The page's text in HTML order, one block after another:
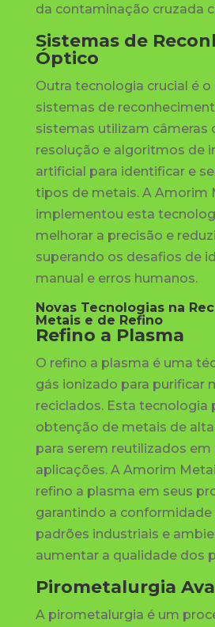
da contaminação cruzada
Sistemas de
Óptico
Outra tecnologia crucial é o
sistemas de
sistemas utilizam câmeras
resolução e algoritmos de
artificial para identificar e
tipos de metais. A Amorim
implementou esta
melhorar a precisão e
superando os desafios de
manual e erros humanos.
Novas Tecnologias na
Metais e de Refino
Refino a Plasma
O refino a plasma é uma
gás ionizado para purificar
reciclados. Esta tecnologia
obtenção de metais de
para serem reutilizados em
aplicações. A Amorim
refino a plasma em seus
garantindo a conformidade
padrões industriais e
aumentar a qualidade dos
Pirometalurgia
A pirometalurgia é um